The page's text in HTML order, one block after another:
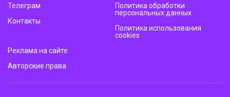
Телеграм
Контакты
Политика обработки
персональных данных
Политика использования
cookies
Реклама на сайте
Авторские права